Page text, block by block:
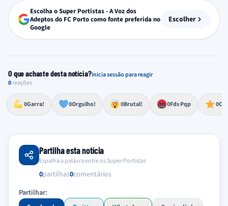
Escolha o Super Portistas - A Voz dos
Adeptos do FC Porto como fonte preferida no
Google
Escolher
O que achaste desta notícia?Inicia sessão para reagir
0reações
0Garra!
Esforço, determinação, aprovação forte
0Orgulho!
Lealdade, amor clubístico, sentimento profundo
0Brutal!
Impressionante, chocante, de grande impacto 0Fds Pqp
Reação de desespero, raiva, frustração ou espanto extremo 0
Excelência, destaque, o melhor
Partilha esta notícia
Espalha a palavra entre os Super Portistas
0partilhas0comentários
Partilhar: